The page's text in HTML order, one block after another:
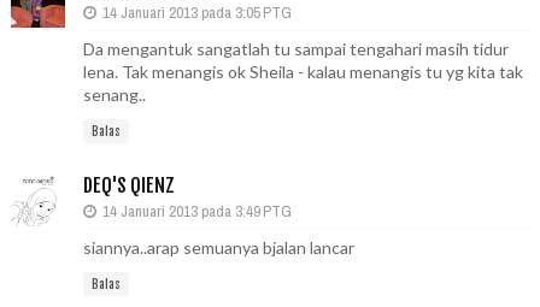
14 Januari 2013 pada 3:05 PTG
Da mengantuk sangatlah tu sampai tengahari masih tidur
lena. Tak menangis ok Sheila - kalau menangis tu yg kita tak
senang..
Balas
DEQ'S QIENZ
14 Januari 2013 pada 3:49 PTG
siannya..arap semuanya bjalan lancar
Balas